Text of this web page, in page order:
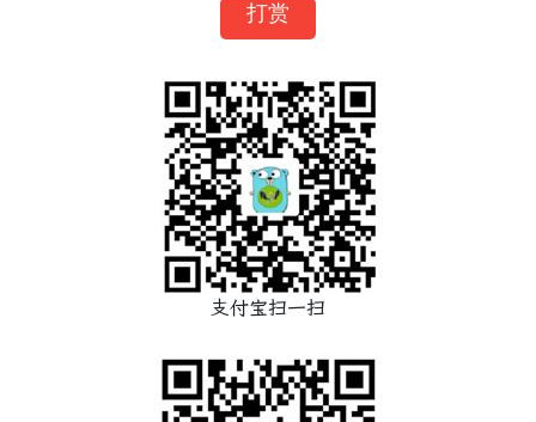
打赏
支付宝扫一扫